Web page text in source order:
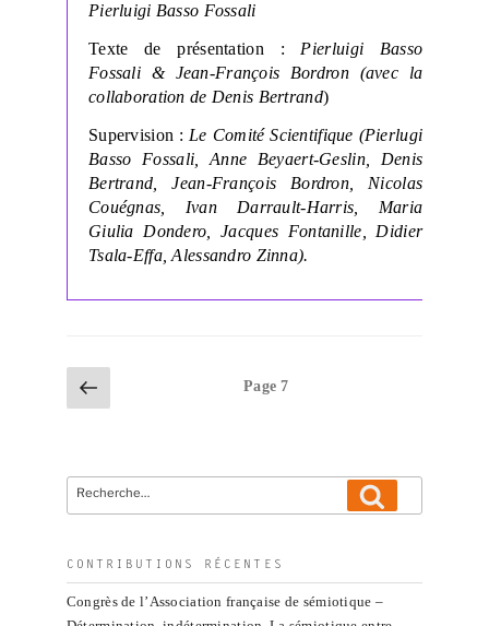
Pierluigi Basso Fossali
Texte de présentation : Pierluigi Basso
Fossali & Jean-François Bordron (avec la
collaboration de Denis Bertrand)
Supervision : Le Comité Scientifique (Pierlugi
Basso Fossali, Anne Beyaert-Geslin, Denis
Bertrand, Jean-François Bordron, Nicolas
Couégnas, Ivan Darrault-Harris, Maria
Giulia Dondero, Jacques Fontanille, Didier
Tsala-Effa, Alessandro Zinna).
Pagination
des
Page
précédente
Page7
Recherche
pour
CONTRIBUTIONS RÉCENTES
Congrès de l’Association française de sémiotique –